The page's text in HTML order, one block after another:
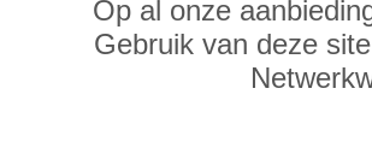
Op al onze
Gebruik van deze